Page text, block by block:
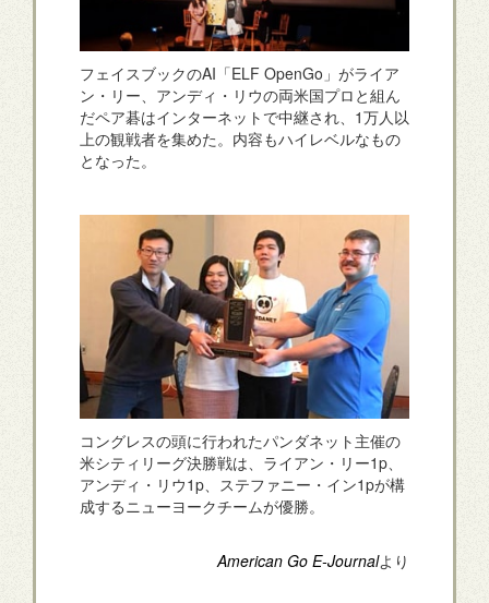
フェイスブックのAI「ELF OpenGo」がライア
ン・リー、アンディ・リウの両米国プロと組ん
だペア碁はインターネットで中継され、1万人以
上の観戦者を集めた。内容もハイレベルなもの
となった。
コングレスの頭に行われたパンダネット主催の
米シティリーグ決勝戦は、ライアン・リー1p、
アンディ・リウ1p、ステファニー・イン1pが構
成するニューヨークチームが優勝。
American Go E-Journalより